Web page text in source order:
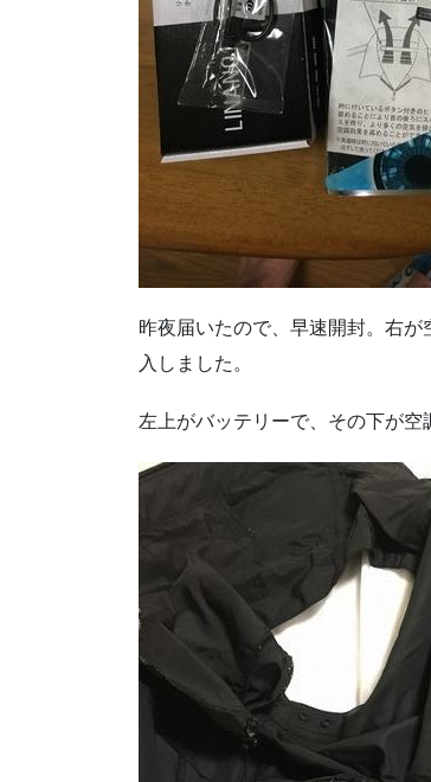
昨夜届いたので、早速開封。右
入しました。
左上がバッテリーで、その下が空